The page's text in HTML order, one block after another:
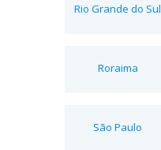
Rio Grande do Sul
Roraima
São Paulo